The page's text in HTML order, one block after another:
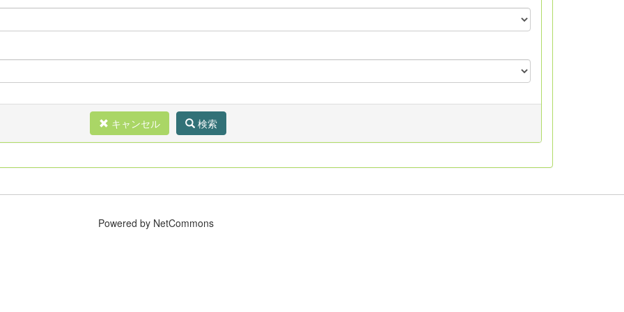
キャンセル 検索
Powered by NetCommons